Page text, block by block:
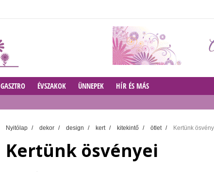
GASZTRO ÉVSZAKOK ÜNNEPEK HÍR ÉS MÁS
Nyitólap / dekor / design / kert / kitekintő / ötlet / Kertünk
Kertünk ösvényei